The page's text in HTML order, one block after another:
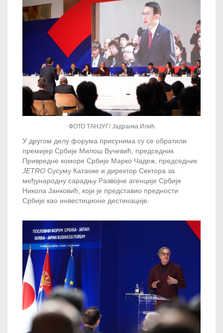
ФОТО ТАНЈУГ/ Јадранка Илић
У другом делу форума присунима су се обратили
премијер Србије Милош Вучевић, председник
Привредне коморе Србије Марко Чадеж, председник
ЈЕТRО Сусуму Катаоке и директор Сектора за
међународну сарадњу Развојне агенције Србије
Никола Јанковић, који је представио предности
Србије као инвестиционе дестинације.